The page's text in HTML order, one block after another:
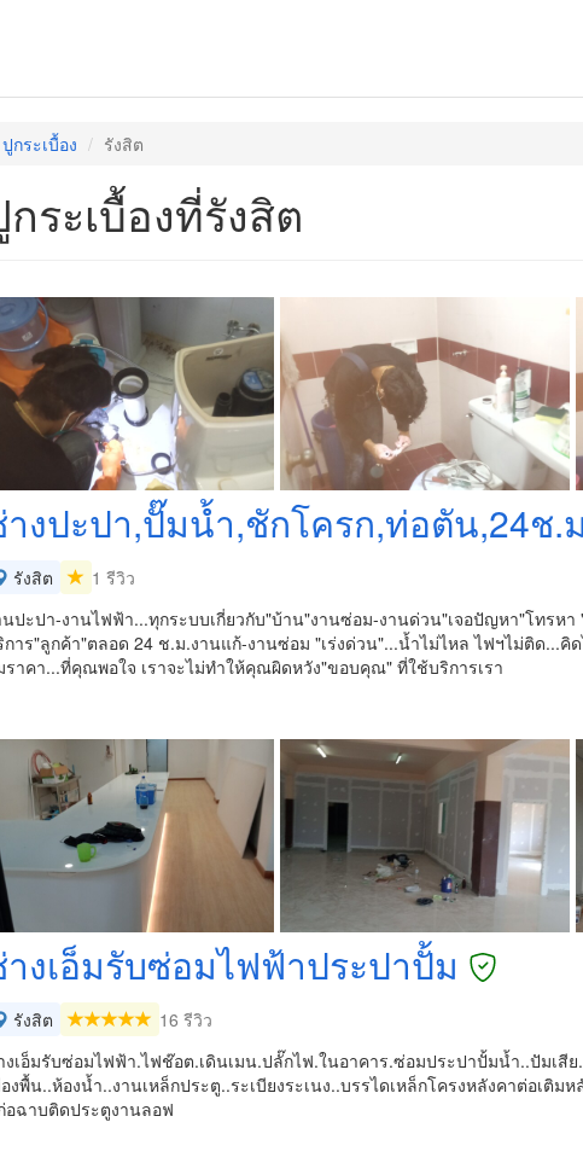
ปูกระเบื้อง รังสิต
ระเบื้องที่รังสิต
งปะปา,ปั๊มน้ำ,ชักโครก,ท่อตัน,24ช.ม
รังสิต
1 รีวิว
นปะปา-งานไฟฟ้า...ทุกระบบเกี่ยวกับ"บ้าน"งานซ่อม-งานด่วน"เจอปัญหา"โทรหา
การ"ลูกค้า"ตลอด 24 ช.ม.งานแก้-งานซ่อม "เร่งด่วน"...น้ำไม่ไหล ไฟฯไม่ติด...
ราคา...ที่คุณพอใจ เราจะไม่ทำให้คุณผิดหวัง"ขอบคุณ" ที่ใช้บริการเรา
งเอ็มรับซ่อมไฟฟ้าประปาปั้ม
รังสิต
16 รีวิว
งเอ็มรับซ่อมไฟฟ้า.ไฟช๊อต.เดินเมน.ปลั๊กไฟ.ในอาคาร.ซ่อมประปาปั้มน้ำ..ปัมเ
องพื้น..ห้องน้ำ..งานเหล็กประตู..ระเบียงระเนง..บรรไดเหล็กโครงหลังคาต่อเติ
อฉาบติดประตูงานลอฟ